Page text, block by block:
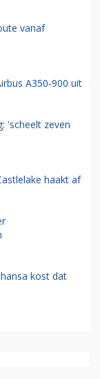
vanaf
A350-900 uit
'scheelt zeven
haakt af
kost dat